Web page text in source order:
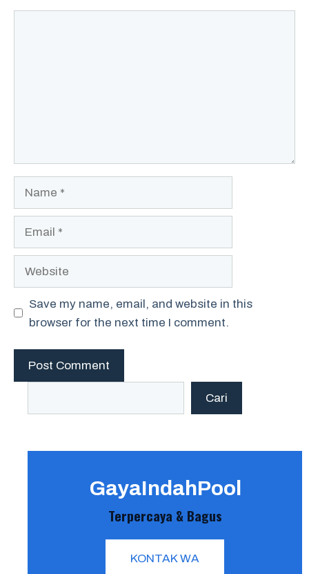
Website
Save my name, email, and website in this
browser for the next time I comment.
Cari
GayaIndahPool
Terpercaya & Bagus
KONTAK WA